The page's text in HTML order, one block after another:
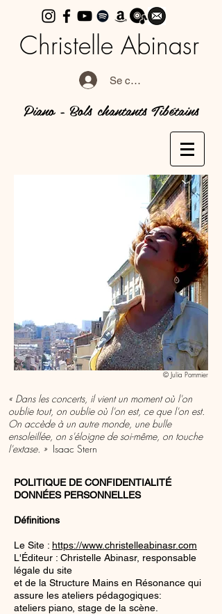
Christelle Abinasr
Se connecter
Piano - Bols chantants Tibétains
© Julia Pommier
« Dans les concerts, il vient un moment où l'on
oublie tout, on oublie où l'on est, ce que l'on est.
On accède à un autre monde, une bulle
ensoleillée, on s'éloigne de soi-même, on touche
l'extase. » Isaac Stern
POLITIQUE DE CONFIDENTIALITÉ
DONNÉES PERSONNELLES
Définitions
Le Site : https://www.christelleabinasr.com
L'Éditeur : Christelle Abinasr, responsable
légale du site
et de la Structure Mains en Résonance qui
assure les ateliers pédagogiques:
ateliers piano, stage de la scène.